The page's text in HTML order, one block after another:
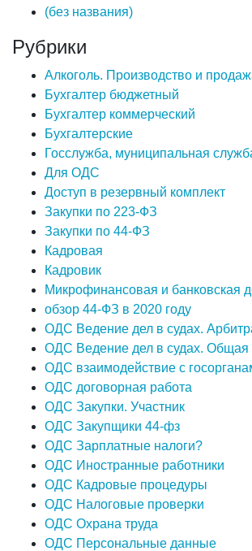
(без названия)
Рубрики
Алкоголь. Производство и
Бухгалтер бюджетный
Бухгалтер коммерческий
Бухгалтерские
Госслужба, муниципальная
Для ОДС
Доступ в резервный комплект
Закупки по 223-ФЗ
Закупки по 44-ФЗ
Кадровая
Кадровик
Микрофинансовая и банковская
обзор 44-ФЗ в 2020 году
ОДС Ведение дел в судах.
ОДС Ведение дел в судах. Общая
ОДС взаимодействие с
ОДС договорная работа
ОДС Закупки. Участник
ОДС Закупщики 44-фз
ОДС Зарплатные налоги?
ОДС Иностранные работники
ОДС Кадровые процедуры
ОДС Налоговые проверки
ОДС Охрана труда
ОДС Персональные данные